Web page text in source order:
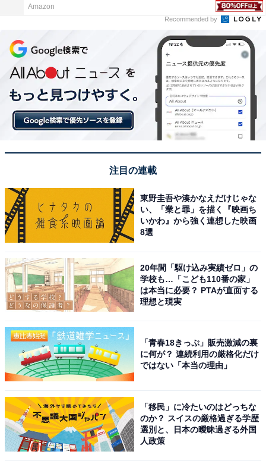
画像出典：
2位は、俳優の山田裕貴さんです。『ここは今から倫理
です。』（NHK）で主演に抜てきされ、原作の漫画から
そのまま飛び出てきたような素晴らしい演技で話題を集
めました。
い（高1男子）」「ドラマと映画の活躍で今年一気に人
気が出たと思います！（高2女子）」と、『東京リベン
ジャーズ』で演じたドラケン役で人気に火がついたとの
Amazon
Recommended by
注目の連載
東野圭吾や湊かなえだけじゃな
い、「業と罪」を描く『映画ち
いかわ』から強く連想した映画
8選
20年間「駆け込み実績ゼロ」の
学校も…「こども110番の家」
は本当に必要？ PTAが直面する
理想と現実
「青春18きっぷ」販売激減の裏
に何が？ 連続利用の厳格化だけ
ではない「本当の理由」
「移民」に冷たいのはどっちな
のか？ スイスの厳格過ぎる学歴
選別と、日本の曖昧過ぎる外国
人政策